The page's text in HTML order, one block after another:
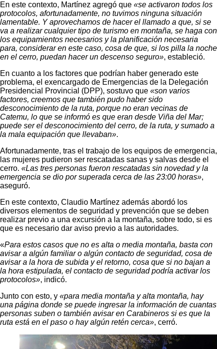
En este contexto, Martínez agregó que «se activaron todos los
protocolos, afortunadamente, no tuvimos ninguna situación
lamentable. Y aprovechamos de hacer el llamado a que, si se
va a realizar cualquier tipo de turismo en montaña, se haga con
los equipamientos necesarios y la planificación necesaria
para, considerar en este caso, cosa de que, si los pilla la noche
en el cerro, puedan hacer un descenso seguro», estableció.
En cuanto a los factores que podrían haber generado este
problema, el exencargado de Emergencias de la Delegación
Presidencial Provincial (DPP), sostuvo que «son varios
factores, creemos que también pudo haber sido
desconocimiento de la ruta, porque no eran vecinas de
Catemu, lo que se informó es que eran desde Viña del Mar;
puede ser el desconocimiento del cerro, de la ruta, y sumado a
la mala equipación que llevaban».
Afortunadamente, tras el trabajo de los equipos de emergencia,
las mujeres pudieron ser rescatadas sanas y salvas desde el
cerro. «Las tres personas fueron rescatadas sin novedad y la
emergencia se dio por superada cerca de las 23:00 horas»,
aseguró.
En este contexto, Claudio Martínez además abordó los
diversos elementos de seguridad y prevención que se deben
realizar previo a una excursión a la montaña, sobre todo, si es
que es necesario dar aviso previo a las autoridades.
«Para estos casos que no es alta o media montaña, basta con
avisar a algún familiar o algún contacto de seguridad, cosa de
avisar a la hora de subida y el retorno, cosa que si no bajan a
la hora estipulada, el contacto de seguridad podría activar los
protocolos», indicó.
Junto con esto, y «para media montaña y alta montaña, hay
una página donde se puede ingresar la información de cuantas
personas suben o también avisar en Carabineros si es que la
ruta está en el paso o hay algún retén cerca», cerró.